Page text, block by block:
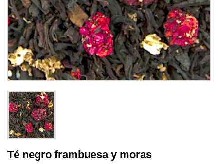
Té negro frambuesa y moras